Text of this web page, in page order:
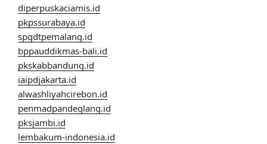
diperpuskaciamis.id
pkpssurabaya.id
spgdtpemalang.id
bppauddikmas-bali.id
pkskabbandung.id
iaipdjakarta.id
alwashliyahcirebon.id
penmadpandeglang.id
pksjambi.id
lembakum-indonesia.id